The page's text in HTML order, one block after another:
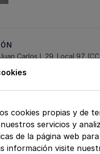
Carlos I, 29. Local 97 (CC
Palmas de Gran Canaria , Las
cookies propias y de
servicios y
de la página web
información visite